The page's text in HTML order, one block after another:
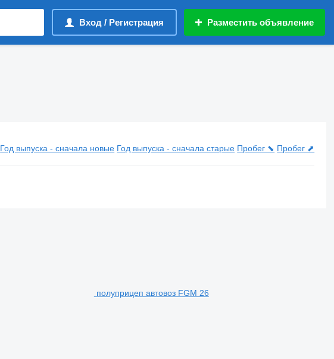
Вход / Регистрация Разместить объявление
Год выпуска - сначала новые Год выпуска - сначала старые Пробег ⬊ Пробег ⬈
полуприцеп автовоз FGM 26